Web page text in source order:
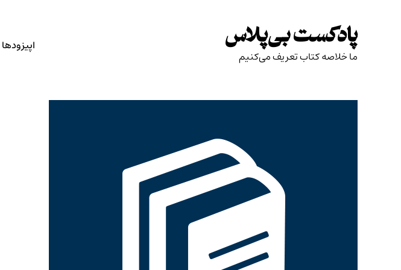
to
content
پادکست بی‌پلاس
ما خلاصه کتاب تعریف می‌کنیم
اپیزودها